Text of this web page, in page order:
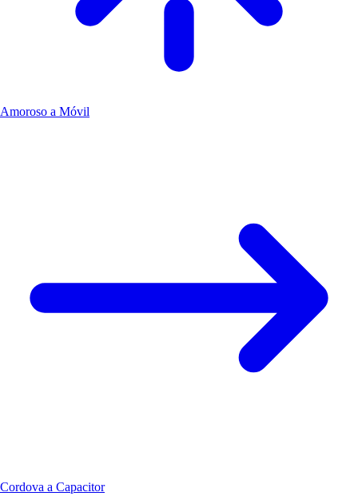
Amoroso a Móvil
Cordova a Capacitor